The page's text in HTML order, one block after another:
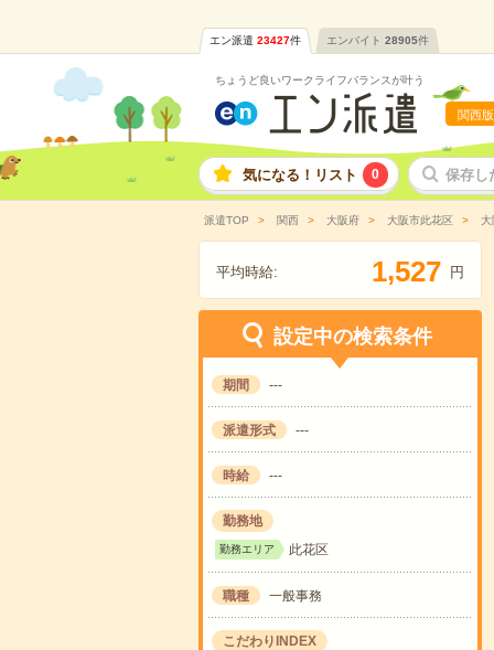
エン派遣 23427件 エンバイト 28905件
ちょうど良いワークライフバランスが叶う
関西版
気になる！リスト 0 保存し
派遣TOP 関西 大阪府 大阪市此花区
平均時給: 1,527 円
設定中の検索条件
期間 ---
派遣形式 ---
時給 ---
勤務地
勤務エリア 此花区
職種 一般事務
こだわりINDEX